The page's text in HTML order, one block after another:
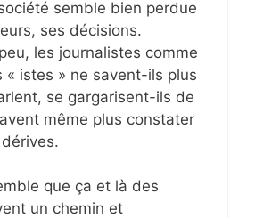
semble bien perdue
ses décisions.
les journalistes comme
« istes » ne savent-ils plus
se gargarisent-ils de
même plus constater
que ça et là des
un chemin et